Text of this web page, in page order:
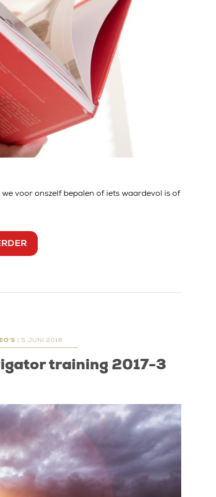
voor onszelf bepalen of iets waardevol is of
| 5 JUNI 2018
training 2017-3